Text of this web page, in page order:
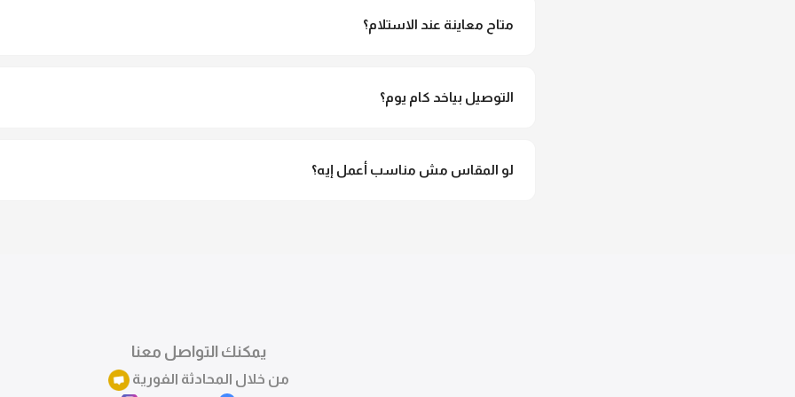
متاح معاينة عند الاستلام؟
التوصيل بياخد كام يوم؟
لو المقاس مش مناسب أعمل إيه؟
يمكنك التواصل معنا
من خلال المحادثة الفورية